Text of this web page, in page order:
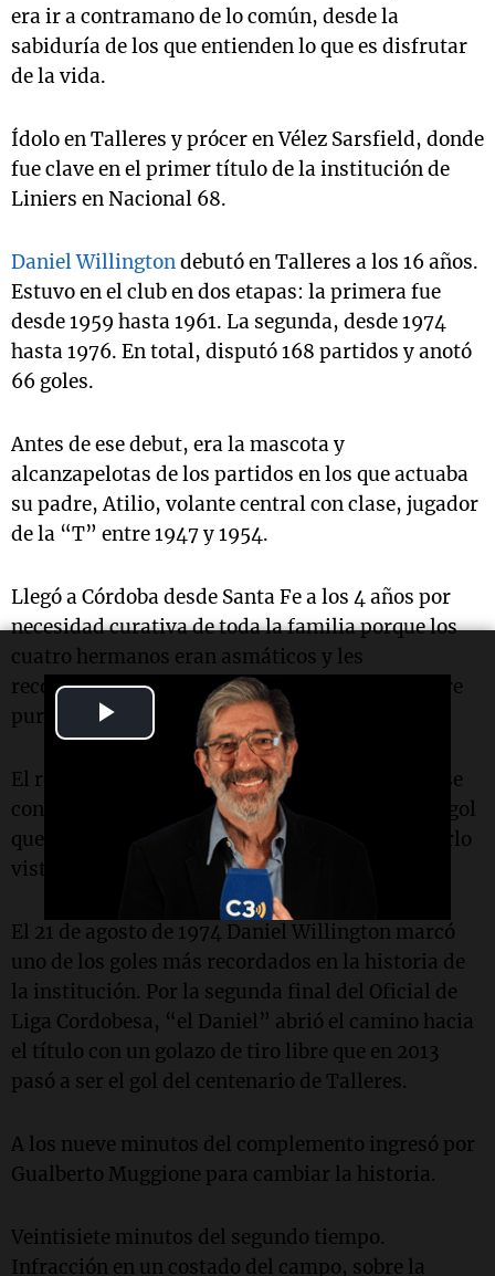
Video
era ir a contramano de lo común, desde la
sabiduría de los que entienden lo que es disfrutar
de la vida.
Ídolo en Talleres y prócer en Vélez Sarsfield, donde
fue clave en el primer título de la institución de
Liniers en Nacional 68.
Daniel Willingtondebutó en Talleres a los 16 años.
Estuvo en el club en dos etapas: la primera fue
desde 1959 hasta 1961. La segunda, desde 1974
hasta 1976. En total, disputó 168 partidos y anotó
66 goles.
Antes de ese debut, era la mascota y
alcanzapelotas de los partidos en los que actuaba
su padre, Atilio, volante central con clase, jugador
de la “T” entre 1947 y 1954.
Llegó a Córdoba desde Santa Fe a los 4 años por
necesidad curativa de toda la familia porque los
cuatro hermanos eran asmáticos y les
recomendaron que vinieran a Córdoba por el aire
puro que había en ese tiempo.
El romance eterno con la hinchada de
se
consolidó en una final contra Belgrano, con un gol
que millones de hinchas de Talleres juran haberlo
visto en la cancha.
El 21 de agosto de 1974 Daniel Willington marcó
uno de los goles más recordados en la historia de
la institución. Por la segunda final del Oficial de
Liga Cordobesa, “el Daniel” abrió el camino hacia
el título con un golazo de tiro libre que en 2013
pasó a ser el gol del centenario de Talleres.
A los nueve minutos del complemento ingresó por
Gualberto Muggione para cambiar la historia.
Veintisiete minutos del segundo tiempo.
Infracción en un costado del campo, sobre la